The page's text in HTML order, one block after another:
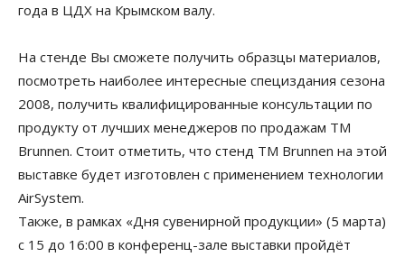
года в ЦДХ на Крымском валу.
На стенде Вы сможете получить образцы материалов,
посмотреть наиболее интересные специздания сезона
2008, получить квалифицированные консультации по
продукту от лучших менеджеров по продажам ТМ
Brunnen. Стоит отметить, что стенд ТМ Brunnen на этой
выставке будет изготовлен с применением технологии
AirSystem.
Также, в рамках «Дня сувенирной продукции» (5 марта)
с 15 до 16:00 в конференц-зале выставки пройдёт